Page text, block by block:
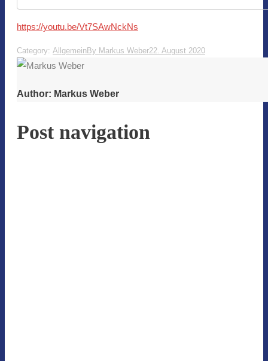
https://youtu.be/Vt7SAwNckNs
Category: AllgemeinBy Markus Weber22. August 2020
Author: Markus Weber
Post navigation